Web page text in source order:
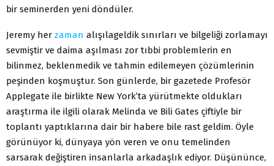
bir seminerden yeni döndüler.
Jeremy her zaman alışılageldik sınırları ve bilgeliği zorlamayı
sevmiştir ve daima aşılması zor tıbbi problemlerin en
bilinmez, beklenmedik ve tahmin edilemeyen çözümlerinin
peşinden koşmuştur. Son günlerde, bir gazetede Profesör
Applegate ile birlikte New York’ta yürütmekte oldukları
araştırma ile ilgili olarak Melinda ve Bili Gates çiftiyle bir
toplantı yaptıklarına dair bir habere bile rast geldim. Öyle
görünüyor ki, dünyaya yön veren ve onu temelinden
sarsarak değiştiren insanlarla arkadaşlık ediyor. Düşününce,